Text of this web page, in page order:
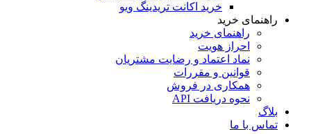
خرید اکانت تریدینگ ویو
راهنمای خرید
راهنمای خرید
احراز هویت
نماد اعتماد و رضایت مشتریان
قوانین و مقررات
همکاری در فروش
نحوه دریافت API
بلاگ
تماس با ما